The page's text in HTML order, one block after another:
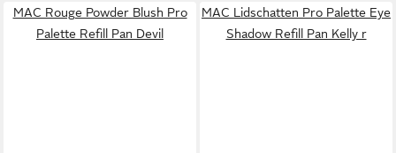
MAC Rouge Powder Blush Pro
Palette Refill Pan Devil
MAC Lidschatten Pro Palette Eye
Shadow Refill Pan Kelly r